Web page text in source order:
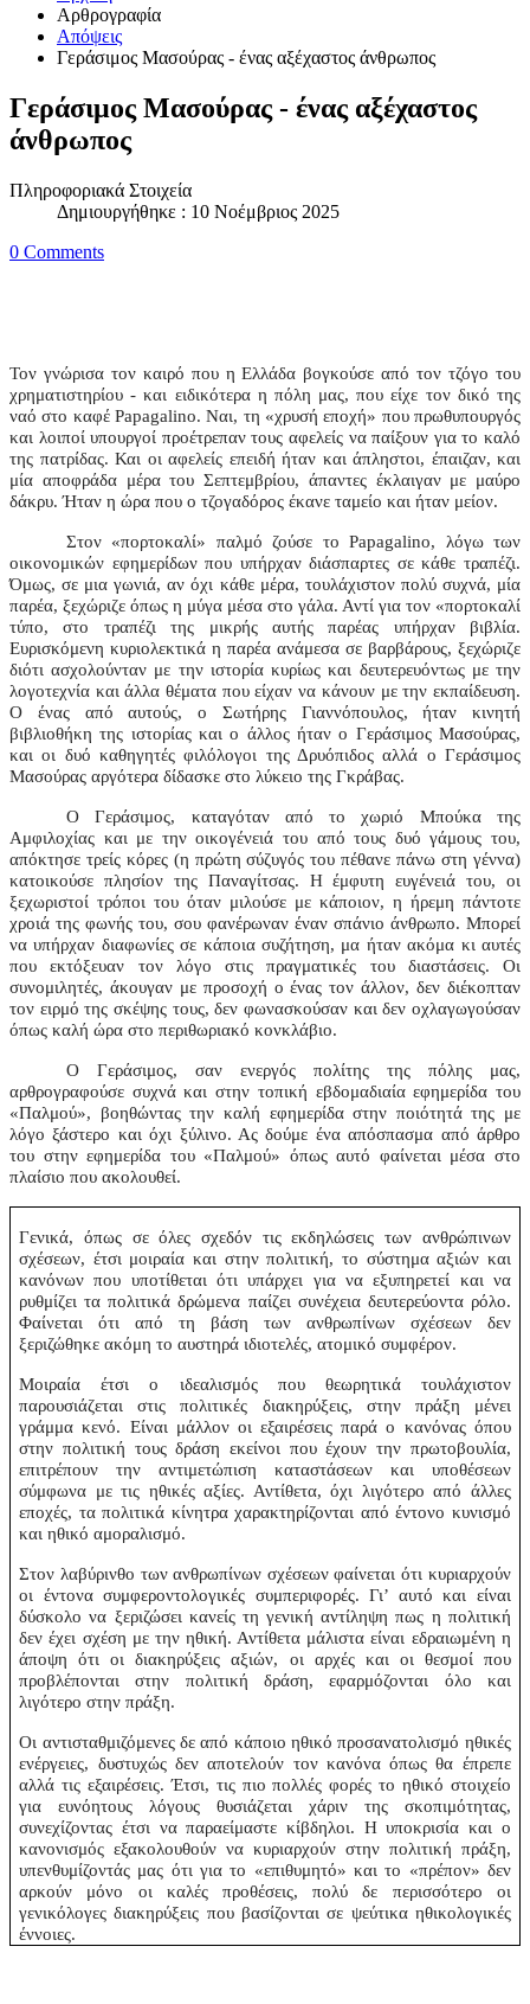
Αρθρογραφία
Απόψεις
Γεράσιμος Μασούρας - ένας αξέχαστος άνθρωπος
Γεράσιμος Μασούρας - ένας αξέχαστος
άνθρωπος
Πληροφοριακά Στοιχεία
Δημιουργήθηκε : 10 Νοέμβριος 2025
0 Comments
Τον γνώρισα τον καιρό που η Ελλάδα βογκούσε από τον τζόγο του
χρηματιστηρίου - και ειδικότερα η πόλη μας, που είχε τον δικό της
ναό στο καφέ Papagalino. Ναι, τη «χρυσή εποχή» που πρωθυπουργός
και λοιποί υπουργοί προέτρεπαν τους αφελείς να παίξουν για το καλό
της πατρίδας. Και οι αφελείς επειδή ήταν και άπληστοι, έπαιζαν, και
μία αποφράδα μέρα του Σεπτεμβρίου, άπαντες έκλαιγαν με μαύρο
δάκρυ. Ήταν η ώρα που ο τζογαδόρος έκανε ταμείο και ήταν μείον.
Στον «πορτοκαλί» παλμό ζούσε τοPapagalino, λόγω των
οικονομικών εφημερίδων που υπήρχαν διάσπαρτες σε κάθε τραπέζι.
Όμως, σε μια γωνιά, αν όχι κάθε μέρα, τουλάχιστον πολύ συχνά, μία
παρέα, ξεχώριζε όπως η μύγα μέσα στο γάλα. Αντί για τον «πορτοκαλί
τύπο, στο τραπέζι της μικρής αυτής παρέας υπήρχαν βιβλία.
Ευρισκόμενη κυριολεκτικά η παρέα ανάμεσα σε βαρβάρους, ξεχώριζε
διότι ασχολούνταν με την ιστορία κυρίως και δευτερευόντως με την
λογοτεχνία και άλλα θέματα που είχαν να κάνουν με την εκπαίδευση.
Ο ένας από αυτούς, ο Σωτήρης Γιαννόπουλος, ήταν κινητή
βιβλιοθήκη της ιστορίας και ο άλλος ήταν ο Γεράσιμος Μασούρας,
και οι δυό καθηγητές φιλόλογοι της Δρυόπιδος αλλά ο Γεράσιμος
Μασούρας αργότερα δίδασκε στο λύκειο της Γκράβας.
Ο Γεράσιμος, καταγόταν από το χωριό Μπούκα της
Αμφιλοχίας και με την οικογένειά του από τους δυό γάμους του,
απόκτησε τρείς κόρες (η πρώτη σύζυγός του πέθανε πάνω στη γέννα)
κατοικούσε πλησίον της Παναγίτσας. Η έμφυτη ευγένειά του, οι
ξεχωριστοί τρόποι του όταν μιλούσε με κάποιον, η ήρεμη πάντοτε
χροιά της φωνής του, σου φανέρωναν έναν σπάνιο άνθρωπο. Μπορεί
να υπήρχαν διαφωνίες σε κάποια συζήτηση, μα ήταν ακόμα κι αυτές
που εκτόξευαν τον λόγο στις πραγματικές του διαστάσεις. Οι
συνομιλητές, άκουγαν με προσοχή ο ένας τον άλλον, δεν διέκοπταν
τον ειρμό της σκέψης τους, δεν φωνασκούσαν και δεν οχλαγωγούσαν
όπως καλή ώρα στο περιθωριακό κονκλάβιο.
Ο Γεράσιμος, σαν ενεργός πολίτης της πόλης μας,
αρθρογραφούσε συχνά και στην τοπική εβδομαδιαία εφημερίδα του
«Παλμού», βοηθώντας την καλή εφημερίδα στην ποιότητά της με
λόγο ξάστερο και όχι ξύλινο. Ας δούμε ένα απόσπασμα από άρθρο
του στην εφημερίδα του «Παλμού» όπως αυτό φαίνεται μέσα στο
πλαίσιο που ακολουθεί.
Γενικά, όπως σε όλες σχεδόν τις εκδηλώσεις των ανθρώπινων
σχέσεων, έτσι μοιραία και στην πολιτική, το σύστημα αξιών και
κανόνων που υποτίθεται ότι υπάρχει για να εξυπηρετεί και να
ρυθμίζει τα πολιτικά δρώμενα παίζει συνέχεια δευτερεύοντα ρόλο.
Φαίνεται ότι από τη βάση των ανθρωπίνων σχέσεων δεν
ξεριζώθηκε ακόμη το αυστηρά ιδιοτελές, ατομικό συμφέρον.
Μοιραία έτσι ο ιδεαλισμός που θεωρητικά τουλάχιστον
παρουσιάζεται στις πολιτικές διακηρύξεις, στην πράξη μένει
γράμμα κενό. Είναι μάλλον οι εξαιρέσεις παρά ο κανόνας όπου
στην πολιτική τους δράση εκείνοι που έχουν την πρωτοβουλία,
επιτρέπουν την αντιμετώπιση καταστάσεων και υποθέσεων
σύμφωνα με τις ηθικές αξίες. Αντίθετα, όχι λιγότερο από άλλες
εποχές, τα πολιτικά κίνητρα χαρακτηρίζονται από έντονο κυνισμό
και ηθικό αμοραλισμό.
Στον λαβύρινθο των ανθρωπίνων σχέσεων φαίνεται ότι κυριαρχούν
οι έντονα συμφεροντολογικές συμπεριφορές. Γι’ αυτό και είναι
δύσκολο να ξεριζώσει κανείς τη γενική αντίληψη πως η πολιτική
δεν έχει σχέση με την ηθική. Αντίθετα μάλιστα είναι εδραιωμένη η
άποψη ότι οι διακηρύξεις αξιών, οι αρχές και οι θεσμοί που
προβλέπονται στην πολιτική δράση, εφαρμόζονται όλο και
λιγότερο στην πράξη.
Οι αντισταθμιζόμενες δε από κάποιο ηθικό προσανατολισμό ηθικές
ενέργειες, δυστυχώς δεν αποτελούν τον κανόνα όπως θα έπρεπε
αλλά τις εξαιρέσεις. Έτσι, τις πιο πολλές φορές το ηθικό στοιχείο
για ευνόητους λόγους θυσιάζεται χάριν της σκοπιμότητας,
συνεχίζοντας έτσι να παραείμαστε κίβδηλοι. Η υποκρισία και ο
κανονισμός εξακολουθούν να κυριαρχούν στην πολιτική πράξη,
υπενθυμίζοντάς μας ότι για το «επιθυμητό» και το «πρέπον» δεν
αρκούν μόνο οι καλές προθέσεις, πολύ δε περισσότερο οι
γενικόλογες διακηρύξεις που βασίζονται σε ψεύτικα ηθικολογικές
έννοιες.